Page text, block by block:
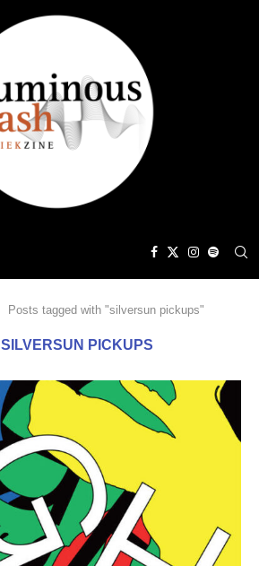
Posts tagged with "silversun pickups"
SILVERSUN PICKUPS